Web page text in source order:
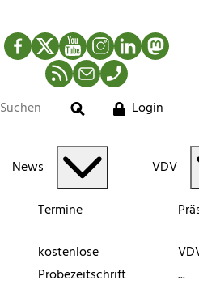
Facebook
TwitterYouTubeInstagram
LinkedIn
RSS-Newsfeed
MailTelefon
Suche
Login
News
Termine
kostenlose
Probezeitschrift
VDV
...